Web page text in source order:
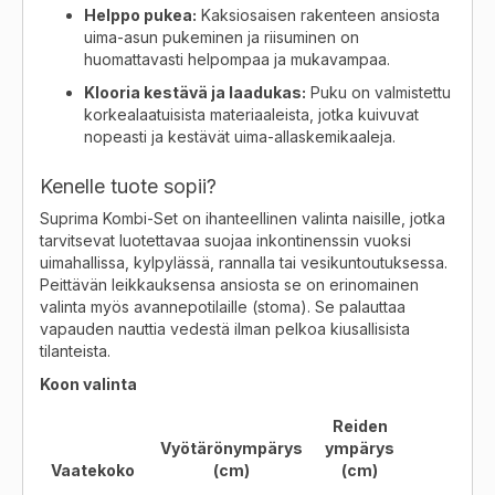
Helppo pukea: Kaksiosaisen rakenteen ansiosta
uima-asun pukeminen ja riisuminen on
huomattavasti helpompaa ja mukavampaa.
Klooria kestävä ja laadukas: Puku on valmistettu
korkealaatuisista materiaaleista, jotka kuivuvat
nopeasti ja kestävät uima-allaskemikaaleja.
Kenelle tuote sopii?
Suprima Kombi-Set on ihanteellinen valinta naisille, jotka
tarvitsevat luotettavaa suojaa inkontinenssin vuoksi
uimahallissa, kylpylässä, rannalla tai vesikuntoutuksessa.
Peittävän leikkauksensa ansiosta se on erinomainen
valinta myös avannepotilaille (stoma). Se palauttaa
vapauden nauttia vedestä ilman pelkoa kiusallisista
tilanteista.
Koon valinta
Vaatekoko
Vyötärönympärys
(cm)
Reiden
ympärys
(cm)